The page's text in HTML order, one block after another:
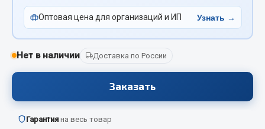
Жидкостные подогреватели
Отопители салона
Подогреватели тосола
Автотовары
Оптовая цена для организаций и ИП Узнать →
Нет в наличии Доставка по России
Заказать
Гарантия на весь товар